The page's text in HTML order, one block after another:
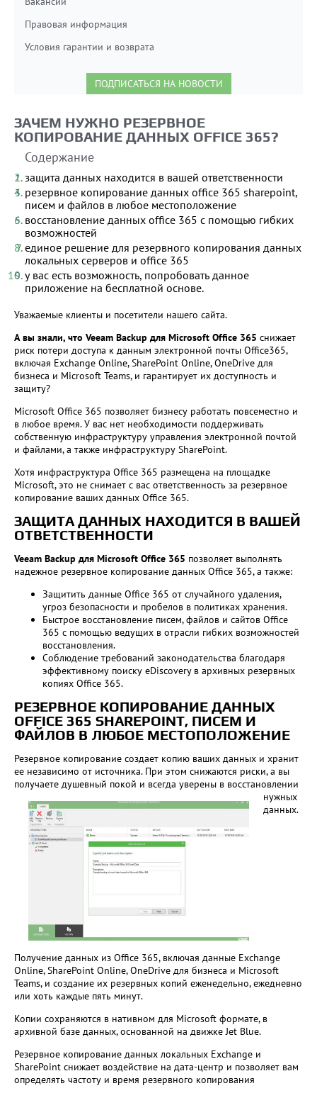
Правовая информация
Условия гарантии и возврата
ПОДПИСАТЬСЯ НА НОВОСТИ
ЗАЧЕМ НУЖНО РЕЗЕРВНОЕ
КОПИРОВАНИЕ ДАННЫХ OFFICE 365?
Содержание
защита данных находится в вашей ответственности
резервное копирование данных office 365 sharepoint,
писем и файлов в любое местоположение
восстановление данных office 365 с помощью гибких
возможностей
единое решение для резервного копирования данных
локальных серверов и office 365
у вас есть возможность, попробовать данное
приложение на бесплатной основе.
Уважаемые клиенты и посетители нашего сайта.
А вы знали, что Veeam Backup для Microsoft Office 365 снижает
риск потери доступа к данным электронной почты Office365,
включая Exchange Online, SharePoint Online, OneDrive для
бизнеса и Microsoft Teams, и гарантирует их доступность и
защиту?
Microsoft Office 365 позволяет бизнесу работать повсеместно и
в любое время. У вас нет необходимости поддерживать
собственную инфраструктуру управления электронной почтой
и файлами, а также инфраструктуру SharePoint.
Хотя инфраструктура Office 365 размещена на площадке
Microsoft, это не снимает с вас ответственность за резервное
копирование ваших данных Office 365.
ЗАЩИТА ДАННЫХ НАХОДИТСЯ В ВАШЕЙ
ОТВЕТСТВЕННОСТИ
Veeam Backup для Microsoft Office 365 позволяет выполнять
надежное резервное копирование данных Office 365, а также:
Защитить данные Office 365 от случайного удаления,
угроз безопасности и пробелов в политиках хранения.
Быстрое восстановление писем, файлов и сайтов Office
365 с помощью ведущих в отрасли гибких возможностей
восстановления.
Соблюдение требований законодательства благодаря
эффективному поиску eDiscovery в архивных резервных
копиях Office 365.
РЕЗЕРВНОЕ КОПИРОВАНИЕ ДАННЫХ
OFFICE 365 SHAREPOINT, ПИСЕМ И
ФАЙЛОВ В ЛЮБОЕ МЕСТОПОЛОЖЕНИЕ
Резервное копирование создает копию ваших данных и хранит
ее независимо от источника. При этом снижаются риски, а вы
получаете душевный покой и всегда уверены в восстановлении
нужных
данных.
Получение данных из Office 365, включая данные Exchange
Online, SharePoint Online, OneDrive для бизнеса и Microsoft
Teams, и создание их резервных копий еженедельно, ежедневно
или хоть каждые пять минут.
Копии сохраняются в нативном для Microsoft формате, в
архивной базе данных, основанной на движке Jet Blue.
Резервное копирование данных локальных Exchange и
SharePoint снижает воздействие на дата-центр и позволяет вам
определять частоту и время резервного копирования